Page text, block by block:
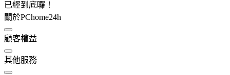
已經到底囉！
關於PChome24h
顧客權益
其他服務